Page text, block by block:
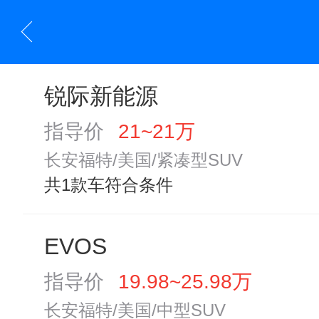
锐际新能源
指导价 21~21万
长安福特/美国/紧凑型SUV
共1款车符合条件
EVOS
指导价 19.98~25.98万
长安福特/美国/中型SUV